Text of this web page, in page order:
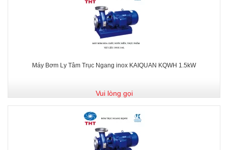
Máy Bơm Ly Tâm Trục Ngang inox KAIQUAN KQWH 1.5kW
Vui lòng gọi